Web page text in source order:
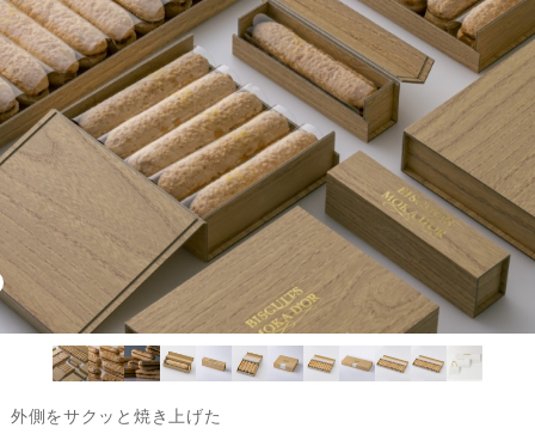
外側をサクッと焼き上げた